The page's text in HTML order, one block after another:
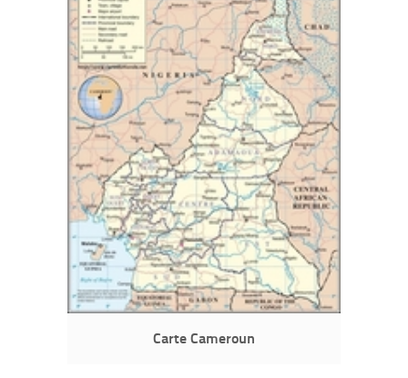
Carte Cameroun